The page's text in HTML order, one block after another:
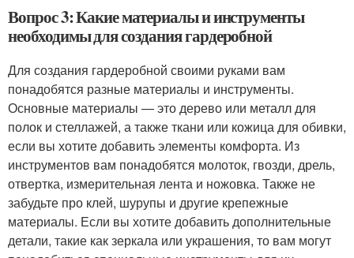
Вопрос 3: Какие материалы и инструменты
необходимы для создания гардеробной
Для создания гардеробной своими руками вам
понадобятся разные материалы и инструменты.
Основные материалы — это дерево или металл для
полок и стеллажей, а также ткани или кожица для обивки,
если вы хотите добавить элементы комфорта. Из
инструментов вам понадобятся молоток, гвозди, дрель,
отвертка, измерительная лента и ножовка. Также не
забудьте про клей, шурупы и другие крепежные
материалы. Если вы хотите добавить дополнительные
детали, такие как зеркала или украшения, то вам могут